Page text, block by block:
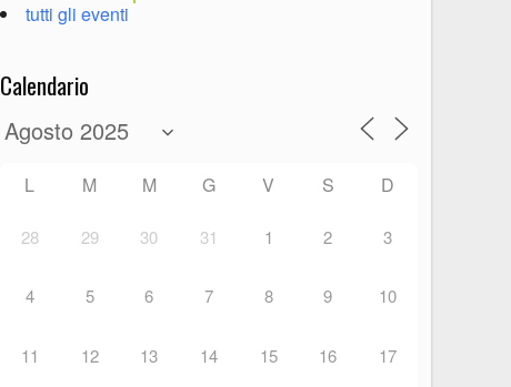
tutti gli eventi
Calendario
L M M G V S D
28 29 30 31 1 2 3
4 5 6 7 8 9 10
11 12 13 14 15 16 17